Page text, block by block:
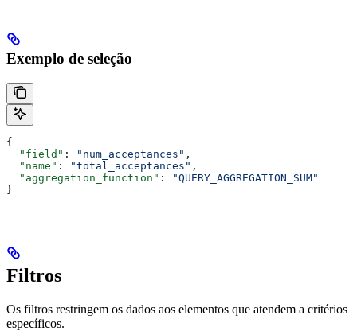
Exemplo de seleção
{
  "field"
: "num_acceptances" ,
  "name"
: "total_acceptances" ,
  "aggregation_function"
:
"QUERY_AGGREGATION_SUM"
}
Filtros
Os filtros restringem os dados aos elementos que atendem a critérios
específicos.